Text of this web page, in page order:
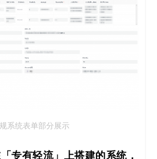
系统表单部分展示
专有轻流」上搭建的系统，